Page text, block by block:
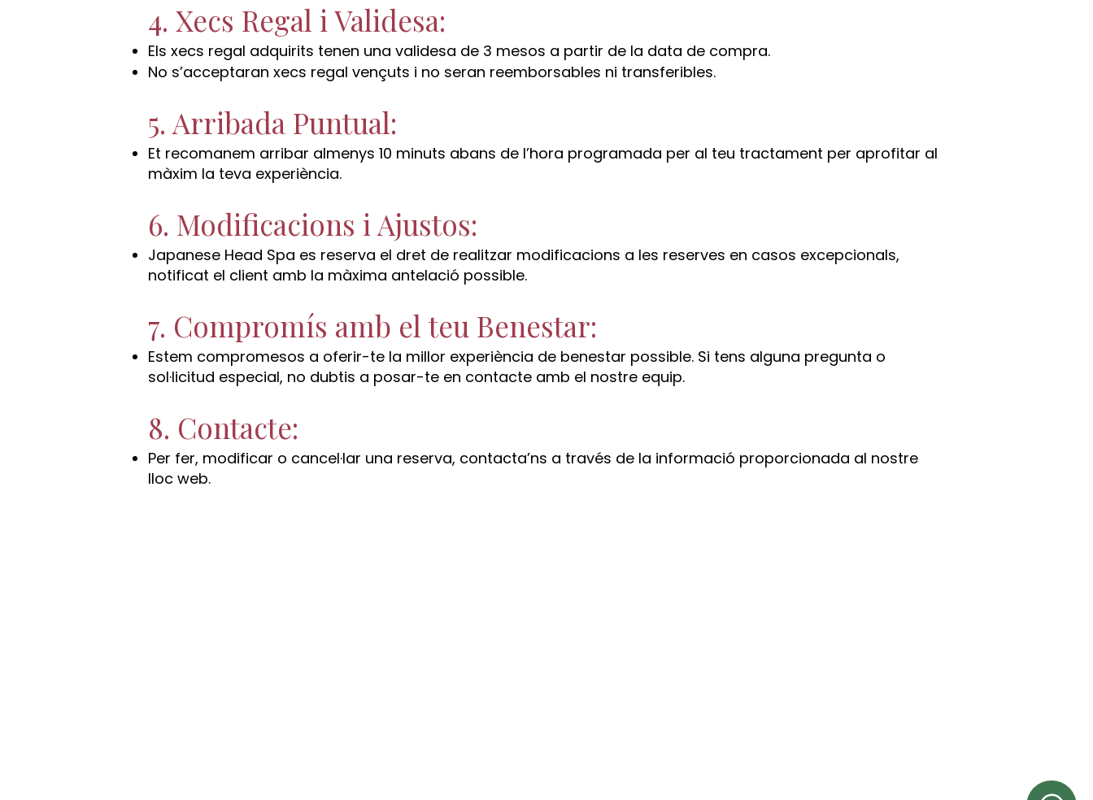
4. Xecs Regal i Validesa:
Els xecs regal adquirits tenen una validesa de 3 mesos a partir de la data de compra.
No s’acceptaran xecs regal vençuts i no seran reemborsables ni transferibles.
5. Arribada Puntual:
Et recomanem arribar almenys 10 minuts abans de l’hora programada per al teu tractament per aprofitar al
màxim la teva experiència.
6. Modificacions i Ajustos:
Japanese Head Spa es reserva el dret de realitzar modificacions a les reserves en casos excepcionals,
notificat el client amb la màxima antelació possible.
7. Compromís amb el teu Benestar:
Estem compromesos a oferir-te la millor experiència de benestar possible. Si tens alguna pregunta o
sol·licitud especial, no dubtis a posar-te en contacte amb el nostre equip.
8. Contacte:
Per fer, modificar o cancel·lar una reserva, contacta’ns a través de la informació proporcionada al nostre
lloc web.